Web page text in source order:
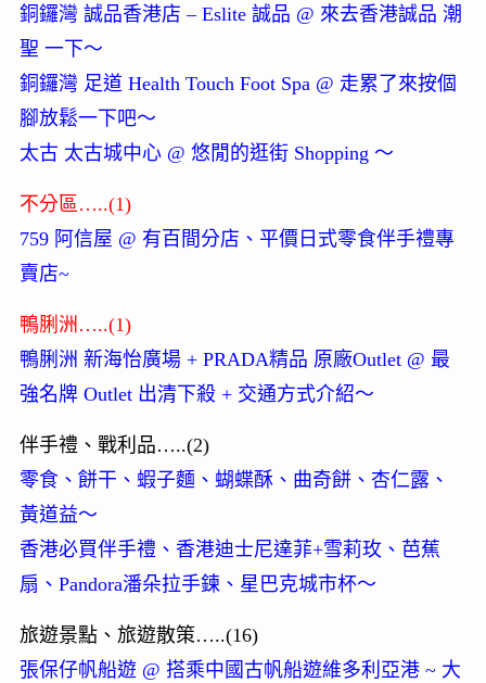
銅鑼灣 誠品香港店 – Eslite 誠品 @ 來去香港誠品 潮
聖 一下～
銅鑼灣 足道 Health Touch Foot Spa @ 走累了來按個
腳放鬆一下吧～
太古 太古城中心 @ 悠閒的逛街 Shopping ～
不分區…..(1)
759 阿信屋 @ 有百間分店、平價日式零食伴手禮專
賣店~
鴨脷洲…..(1)
鴨脷洲 新海怡廣場 + PRADA精品 原廠Outlet @ 最
強名牌 Outlet 出清下殺 + 交通方式介紹～
伴手禮、戰利品…..(2)
零食、餅干、蝦子麵、蝴蝶酥、曲奇餅、杏仁露、
黃道益～
香港必買伴手禮、香港迪士尼達菲+雪莉玫、芭蕉
扇、Pandora潘朵拉手鍊、星巴克城市杯～
旅遊景點、旅遊散策…..(16)
張保仔帆船遊 @ 搭乘中國古帆船遊維多利亞港 ~ 大